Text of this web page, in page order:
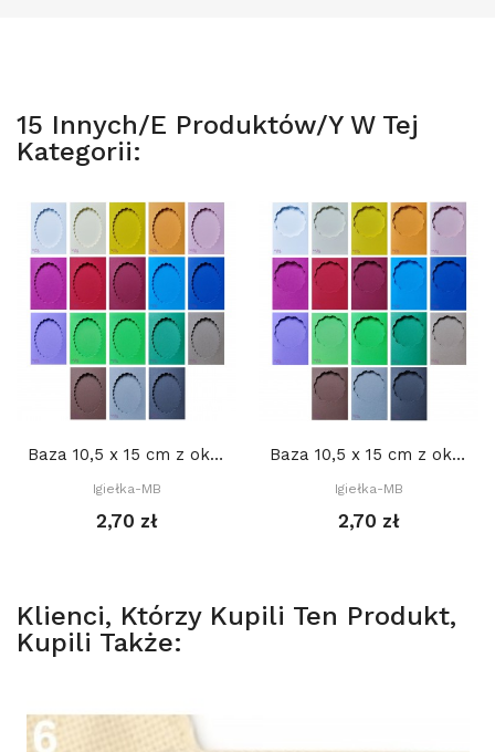
15 Innych/e Produktów/y W Tej
Kategorii:
Baza 10,5 x 15 cm z okienkiem 8 x 11 cm OWAL...
Igiełka-MB
2,70 zł
Baza 10,5 x 15 cm z okienkiem KOŁO DEKORACYJNE...
Igiełka-MB
2,70 zł
Klienci, Którzy Kupili Ten Produkt,
Kupili Także: